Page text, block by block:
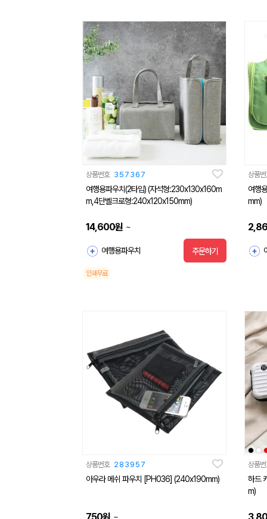
상품번호 357367
여행용파우치(2타입) (자석형:230x130x160m
m,4단벨크로형:240x120x150mm)
14,600원 ~
여행용파우치 주문하기
인쇄무료
상품
여행
mm)
상품번호 283957
아우라 메쉬 파우치 [PH036] (240x190mm)
~
상품
하드
m)